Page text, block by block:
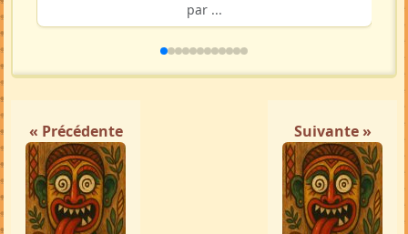
par ...
« Précédente Suivante »